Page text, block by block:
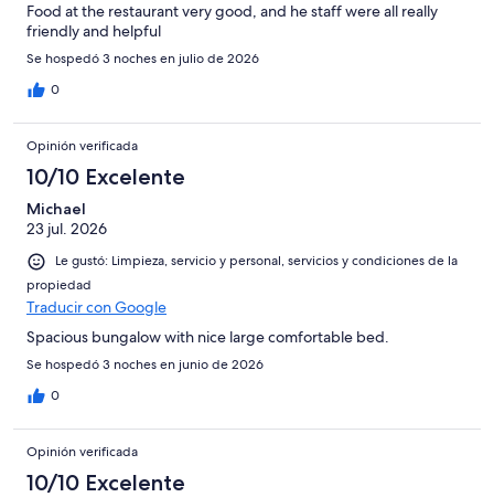
Food at the restaurant very good, and he staff were all really
friendly and helpful
Se hospedó 3 noches en julio de 2026
0
Opinión verificada
10/10 Excelente
Michael
23 jul. 2026
Le gustó: Limpieza, servicio y personal, servicios y condiciones de la
propiedad
Traducir con Google
Spacious bungalow with nice large comfortable bed.
Se hospedó 3 noches en junio de 2026
0
Opinión verificada
10/10 Excelente